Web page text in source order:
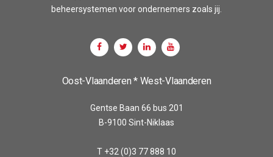
beheersystemen voor ondernemers zoals jij.
Oost-Vlaanderen * West-Vlaanderen
Gentse Baan 66 bus 201
B-9100 Sint-Niklaas
T +32 (0)3 77 888 10